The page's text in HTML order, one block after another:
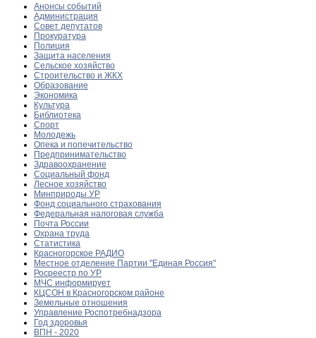
Анонсы событий
Администрация
Совет депутатов
Прокуратура
Полиция
Защита населения
Сельское хозяйство
Строительство и ЖКХ
Образование
Экономика
Культура
Библиотека
Спорт
Молодежь
Опека и попечительство
Предпринимательство
Здравоохранение
Социальный фонд
Лесное хозяйство
Минприроды УР
Фонд социального страхования
Федеральная налоговая служба
Почта России
Охрана труда
Статистика
Красногорское РАДИО
Местное отделение Партии "Единая Россия"
Росреестр по УР
МЧС информирует
КЦСОН в Красногорском районе
Земельные отношения
Управление Роспотребнадзора
Год здоровья
ВПН - 2020